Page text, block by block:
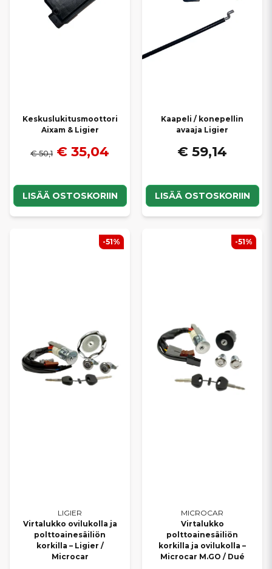
Keskuslukitusmoottori
Aixam & Ligier
€ 50,1 € 35,04
LISÄÄ OSTOSKORIIN
Kaapeli / konepellin
avaaja Ligier
€ 59,14
LISÄÄ OSTOSKORIIN
LIGIER
Virtalukko ovilukolla ja
polttoainesäiliön
korkilla – Ligier /
Microcar
-51%
MICROCAR
Virtalukko
polttoainesäiliön
korkilla ja ovilukolla –
Microcar M.GO / Dué
-51%